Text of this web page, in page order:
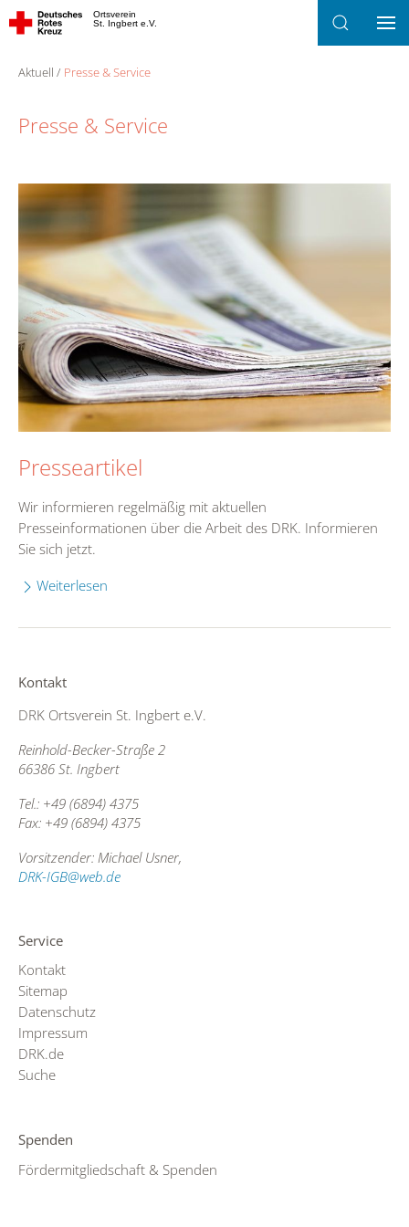
Hauptinhalt
Ortsverein
St. Ingbert e.V.
Aktuell Presse & Service
Presse & Service
Presseartikel
Wir informieren regelmäßig mit aktuellen
Presseinformationen über die Arbeit des DRK. Informieren
Sie sich jetzt.
Weiterlesen
Kontakt
DRK Ortsverein St. Ingbert e.V.
Reinhold-Becker-Straße 2
66386 St. Ingbert
Tel.: +49 (6894) 4375
Fax: +49 (6894) 4375
Vorsitzender: Michael Usner,
DRK-IGB@web.de
Service
Kontakt
Sitemap
Datenschutz
Impressum
DRK.de
Suche
Spenden
Fördermitgliedschaft & Spenden